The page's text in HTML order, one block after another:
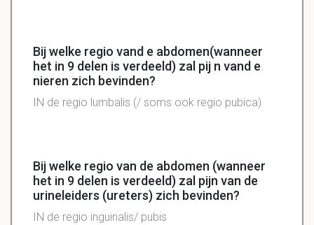
Bij welke regio vand e abdomen(wanneer
het in 9 delen is verdeeld) zal pij n vand e
nieren zich bevinden?
IN de regio lumbalis (/ soms ook regio pubica)
Bij welke regio van de abdomen (wanneer
het in 9 delen is verdeeld) zal pijn van de
urineleiders (ureters) zich bevinden?
IN de regio inguinalis/ pubis